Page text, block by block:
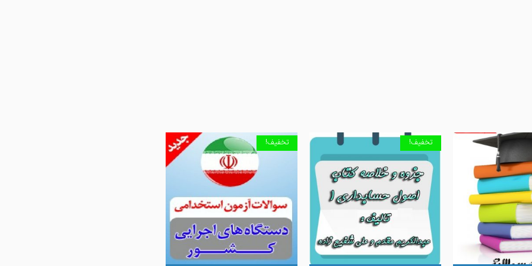
تخفیف! تخفیف!